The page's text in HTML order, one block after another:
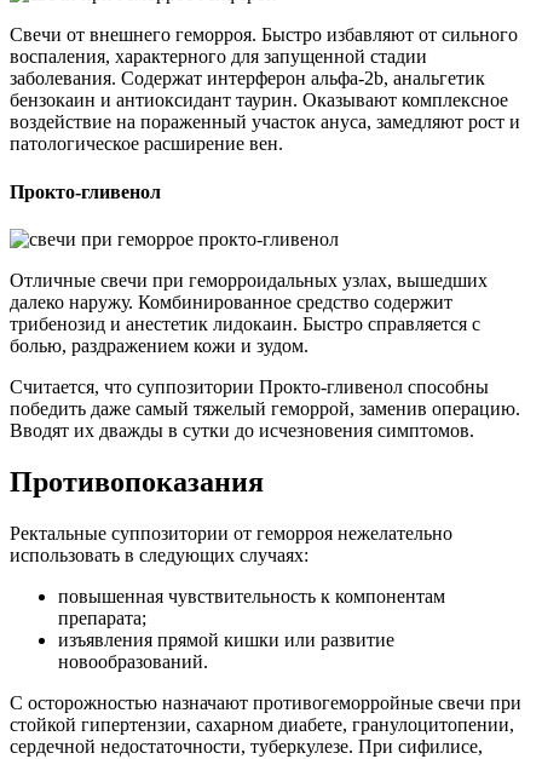
Свечи от внешнего геморроя. Быстро избавляют от сильного
воспаления, характерного для запущенной стадии
заболевания. Содержат интерферон альфа-2b, анальгетик
бензокаин и антиоксидант таурин. Оказывают комплексное
воздействие на пораженный участок ануса, замедляют рост и
патологическое расширение вен.
Прокто-гливенол
Отличные свечи при геморроидальных узлах, вышедших
далеко наружу. Комбинированное средство содержит
трибенозид и анестетик лидокаин. Быстро справляется с
болью, раздражением кожи и зудом.
Считается, что суппозитории Прокто-гливенол способны
победить даже самый тяжелый геморрой, заменив операцию.
Вводят их дважды в сутки до исчезновения симптомов.
Противопоказания
Ректальные суппозитории от геморроя нежелательно
использовать в следующих случаях:
повышенная чувствительность к компонентам
препарата;
изъявления прямой кишки или развитие
новообразований.
С осторожностью назначают противогеморройные свечи при
стойкой гипертензии, сахарном диабете, гранулоцитопении,
сердечной недостаточности, туберкулезе. При сифилисе,